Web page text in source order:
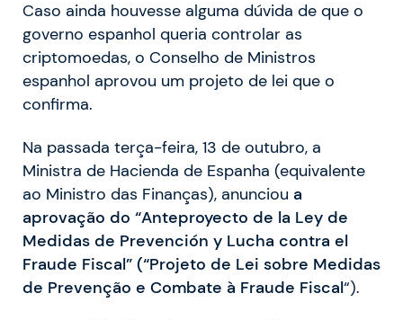
Caso ainda houvesse alguma dúvida de que o
governo espanhol queria controlar as
criptomoedas, o Conselho de Ministros
espanhol aprovou um projeto de lei que o
confirma.
Na passada terça-feira, 13 de outubro, a
Ministra de Hacienda de Espanha (equivalente
ao Ministro das Finanças), anunciou a
aprovação do “Anteproyecto de la Ley de
Medidas de Prevención y Lucha contra el
Fraude Fiscal” (“Projeto de Lei sobre Medidas
de Prevenção e Combate à Fraude Fiscal“).